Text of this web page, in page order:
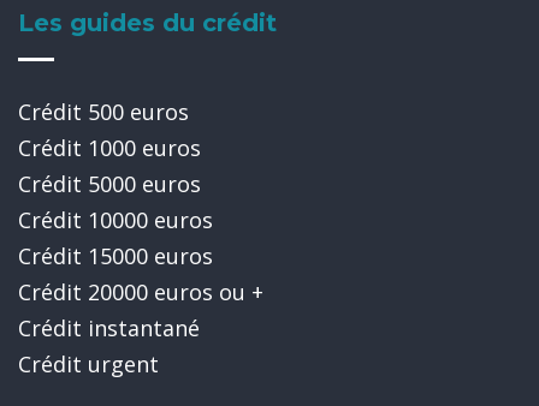
Les guides du crédit
Crédit 500 euros
Crédit 1000 euros
Crédit 5000 euros
Crédit 10000 euros
Crédit 15000 euros
Crédit 20000 euros ou +
Crédit instantané
Crédit urgent